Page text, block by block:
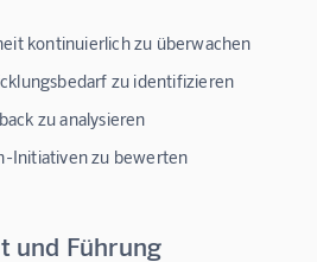
kontinuierlich zu überwachen
zu identifizieren
zu analysieren
Initiativen zu bewerten
und Führung